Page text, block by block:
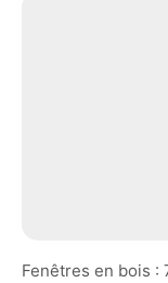
Fenêtres en bois :